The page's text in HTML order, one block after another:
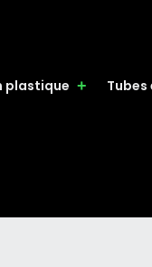
plastique Tubes